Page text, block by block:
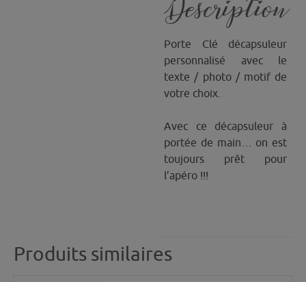
Description
Porte Clé décapsuleur
personnalisé avec le
texte / photo / motif de
votre choix.
Avec ce décapsuleur à
portée de main… on est
toujours prêt pour
l’apéro !!!
Produits similaires